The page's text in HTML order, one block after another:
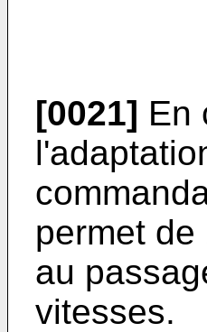
[0021] En
permet
au
vitesses.